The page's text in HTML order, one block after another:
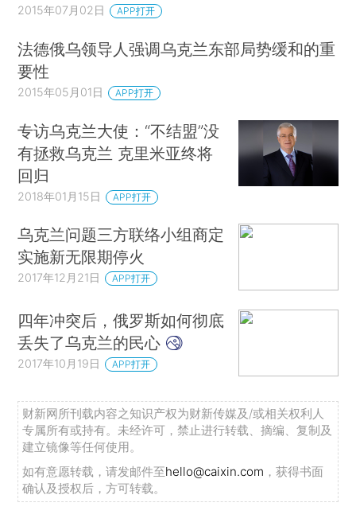
2015年07月02日 APP打开
法德俄乌领导人强调乌克兰东部局势缓和的重
要性
2015年05月01日 APP打开
专访乌克兰大使：“不结盟”没
有拯救乌克兰 克里米亚终将
回归
2018年01月15日 APP打开
乌克兰问题三方联络小组商定
实施新无限期停火
2017年12月21日 APP打开
四年冲突后，俄罗斯如何彻底
丢失了乌克兰的民心
2017年10月19日 APP打开
财新网所刊载内容之知识产权为财新传媒及/或相关权利人
专属所有或持有。未经许可，禁止进行转载、摘编、复制及
建立镜像等任何使用。
如有意愿转载，请发邮件至hello@caixin.com ，获得书面
确认及授权后，方可转载。